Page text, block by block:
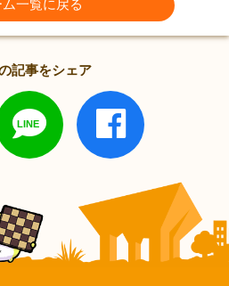
一覧に戻る
記事をシェア